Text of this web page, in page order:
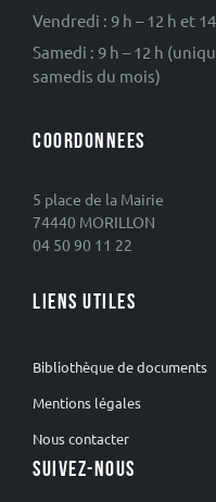
Vendredi : 9 h – 12 h et
Samedi : 9 h – 12 h
samedis du mois)
COORDONNEES
5 place de la Mairie
74440 MORILLON
04 50 90 11 22
LIENS UTILES
Bibliothèque de documents
Mentions légales
Nous contacter
SUIVEZ-NOUS